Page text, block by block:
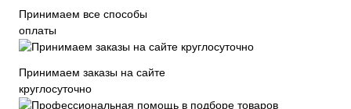
Принимаем все способы
оплаты
Принимаем заказы на сайте
круглосуточно